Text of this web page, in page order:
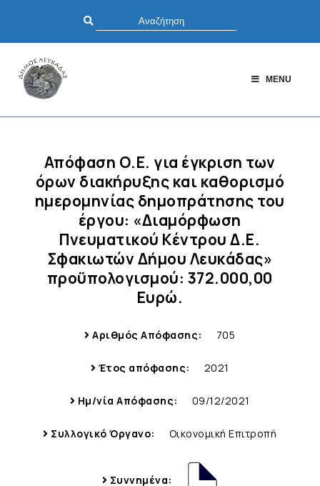
MENU
Απόφαση Ο.Ε. για έγκριση των
όρων διακήρυξης και καθορισμό
ημερομηνίας δημοπράτησης του
έργου: «Διαμόρφωση
Πνευματικού Κέντρου Δ.Ε.
Σφακιωτών Δήμου Λευκάδας»
προϋπολογισμού: 372.000,00
Ευρώ.
Αριθμός Απόφασης: 705
Έτος απόφασης: 2021
Ημ/νία Απόφασης: 09/12/2021
Συλλογικό Όργανο: Οικονομική Επιτροπή
Συννημένα: